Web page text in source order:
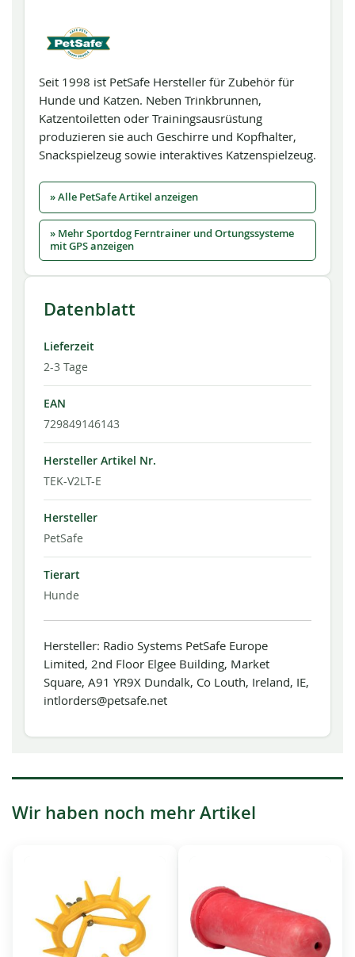
Seit 1998 ist PetSafe Hersteller für Zubehör für
Hunde und Katzen. Neben Trinkbrunnen,
Katzentoiletten oder Trainingsausrüstung
produzieren sie auch Geschirre und Kopfhalter,
Snackspielzeug sowie interaktives Katzenspielzeug.
» Alle PetSafe Artikel anzeigen
» Mehr Sportdog Ferntrainer und Ortungssysteme
mit GPS anzeigen
Datenblatt
Lieferzeit
2-3 Tage
EAN
729849146143
Hersteller Artikel Nr.
TEK-V2LT-E
Hersteller
PetSafe
Tierart
Hunde
Hersteller: Radio Systems PetSafe Europe
Limited, 2nd Floor Elgee Building, Market
Square, A91 YR9X Dundalk, Co Louth, Ireland, IE,
intlorders@petsafe.net
Wir haben noch mehr Artikel